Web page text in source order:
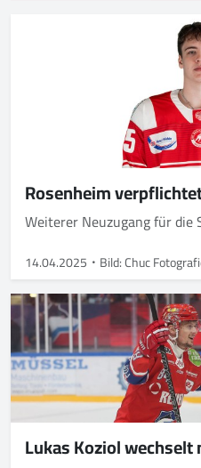
Rosenheim
Weiterer Neuzugang für die
14.04.2025 Bild: Chuc
Lukas Koziol wechselt